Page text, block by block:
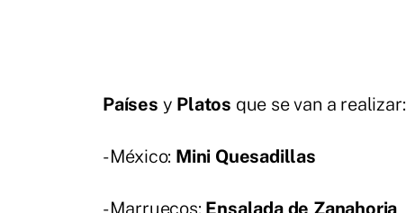
Países y Platos que se van a realizar:
- México: Mini Quesadillas
- Marruecos: Ensalada de Zanahoria